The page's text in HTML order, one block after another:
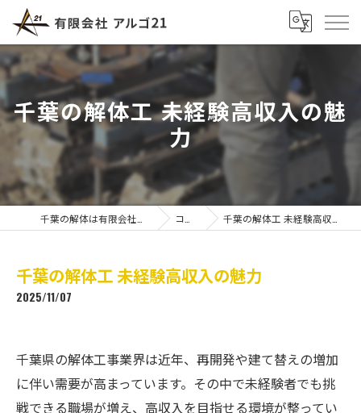
千葉の解体工 未経験高収入の魅
力
コラム 千葉の解体工 未経験高収入の魅力
千葉の解体工 未経験高収入の魅力
2025/11/07
千葉県の解体工事業界は近年、再開発や建て替えの増加
に伴い需要が高まっています。その中で未経験者でも挑
戦できる職場が増え、高収入を目指せる環境が整ってい